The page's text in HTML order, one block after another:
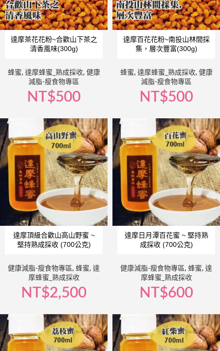
達摩茶花花粉~合歡山下茶之
清香風味(300g)
蜂蜜, 達摩蜂蜜_熟成採收, 健康
減脂-瘦食物專區
NT$500
達摩百花花粉~南投山林間採
集，層次豐富(300g)
蜂蜜, 達摩蜂蜜_熟成採收, 健康
減脂-瘦食物專區
NT$500
達摩頂級合歡山高山野蜜 ~
堅持熟成採收 (700公克)
健康減脂-瘦食物專區, 蜂蜜, 達
摩蜂蜜_熟成採收
NT$2,500
達摩日月潭百花蜜 ~ 堅持熟
成採收 (700公克)
健康減脂-瘦食物專區, 蜂蜜, 達
摩蜂蜜_熟成採收
NT$600